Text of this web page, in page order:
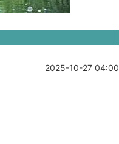
2025-10-27 04:00